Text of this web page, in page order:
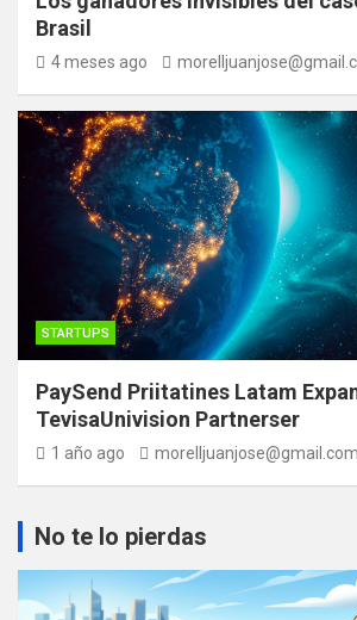
Brasil
4 meses ago
STARTUPS
PaySend Priitatines Latam
TevisaUnivision Partnerser
1 año ago morelljuanjose@gmail.com
No te lo pierdas